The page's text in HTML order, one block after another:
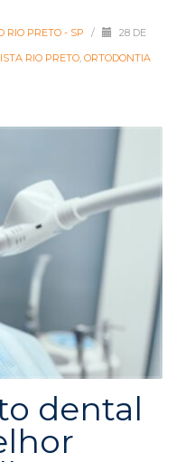
RIO PRETO - SP /
28 DE
RIO PRETO, ORTODONTIA
dental